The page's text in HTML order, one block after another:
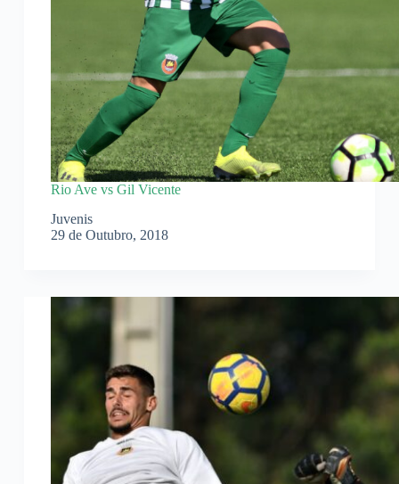
Rio Ave vs Gil Vicente
Juvenis
29 de Outubro, 2018